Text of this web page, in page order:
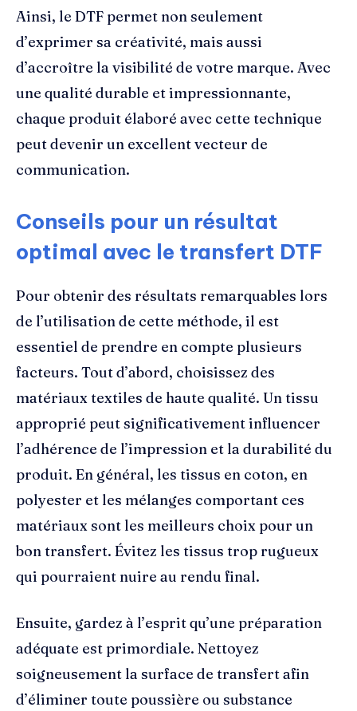
Ainsi, le DTF permet non seulement
d’exprimer sa créativité, mais aussi
d’accroître la visibilité de votre marque. Avec
une qualité durable et impressionnante,
chaque produit élaboré avec cette technique
peut devenir un excellent vecteur de
communication.
Conseils pour un résultat
optimal avec le transfert DTF
Pour obtenir des résultats remarquables lors
de l’utilisation de cette méthode, il est
essentiel de prendre en compte plusieurs
facteurs. Tout d’abord, choisissez des
matériaux textiles de haute qualité. Un tissu
approprié peut significativement influencer
l’adhérence de l’impression et la durabilité du
produit. En général, les tissus en coton, en
polyester et les mélanges comportant ces
matériaux sont les meilleurs choix pour un
bon transfert. Évitez les tissus trop rugueux
qui pourraient nuire au rendu final.
Ensuite, gardez à l’esprit qu’une préparation
adéquate est primordiale. Nettoyez
soigneusement la surface de transfert afin
d’éliminer toute poussière ou substance